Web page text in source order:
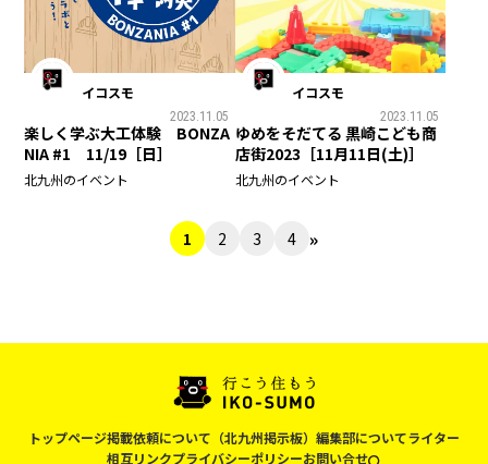
イコスモ
2023.11.05
楽しく学ぶ大工体験 BONZA
NIA #1 11/19［日］
北九州のイベント
イコスモ
2023.11.05
ゆめをそだてる 黒崎こども商
店街2023［11月11日(土)］
北九州のイベント
1 2 3 4 »
トップページ掲載依頼について（北九州掲示板） 編集部についてライター
相互リンクプライバシーポリシーお問い合せ